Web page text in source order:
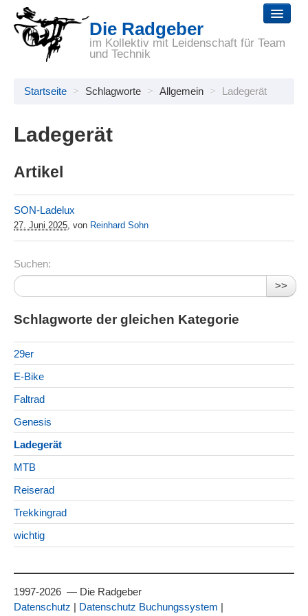
Die Radgeber
im Kollektiv mit Leidenschaft für Team
und Technik
Startseite
Räder
Startseite > Schlagworte > Allgemein > Ladegerät
Ladegerät
Artikel
SON-Ladelux
27. Juni 2025, von Reinhard Sohn
Suchen:
>>
Schlagworte der gleichen Kategorie
29er
E-Bike
Faltrad
Genesis
Ladegerät
MTB
Reiserad
Trekkingrad
wichtig
1997-2026 — Die Radgeber
Datenschutz | Datenschutz Buchungssystem |